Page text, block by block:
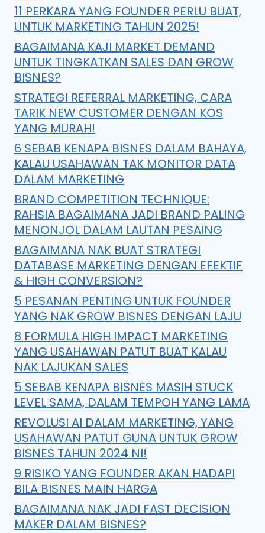
11 PERKARA YANG FOUNDER PERLU BUAT,
UNTUK MARKETING TAHUN 2025!
BAGAIMANA KAJI MARKET DEMAND
UNTUK TINGKATKAN SALES DAN GROW
BISNES?
STRATEGI REFERRAL MARKETING, CARA
TARIK NEW CUSTOMER DENGAN KOS
YANG MURAH!
6 SEBAB KENAPA BISNES DALAM BAHAYA,
KALAU USAHAWAN TAK MONITOR DATA
DALAM MARKETING
BRAND COMPETITION TECHNIQUE:
RAHSIA BAGAIMANA JADI BRAND PALING
MENONJOL DALAM LAUTAN PESAING
BAGAIMANA NAK BUAT STRATEGI
DATABASE MARKETING DENGAN EFEKTIF
& HIGH CONVERSION?
5 PESANAN PENTING UNTUK FOUNDER
YANG NAK GROW BISNES DENGAN LAJU
8 FORMULA HIGH IMPACT MARKETING
YANG USAHAWAN PATUT BUAT KALAU
NAK LAJUKAN SALES
5 SEBAB KENAPA BISNES MASIH STUCK
LEVEL SAMA, DALAM TEMPOH YANG LAMA
REVOLUSI AI DALAM MARKETING, YANG
USAHAWAN PATUT GUNA UNTUK GROW
BISNES TAHUN 2024 NI!
9 RISIKO YANG FOUNDER AKAN HADAPI
BILA BISNES MAIN HARGA
BAGAIMANA NAK JADI FAST DECISION
MAKER DALAM BISNES?